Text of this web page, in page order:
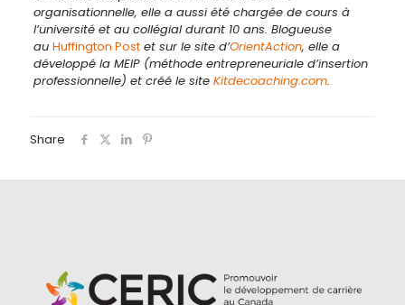
organisationnelle, elle a aussi été chargée de cours à
l’université et au collégial durant 10 ans. Blogueuse
au Huffington Postet sur le site d’OrientAction, elle a
développé la MEIP (méthode entrepreneuriale d’insertion
professionnelle) et créé le site Kitdecoaching.com.
Share